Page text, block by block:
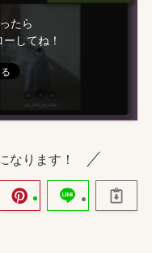
たら
してね！
なります！